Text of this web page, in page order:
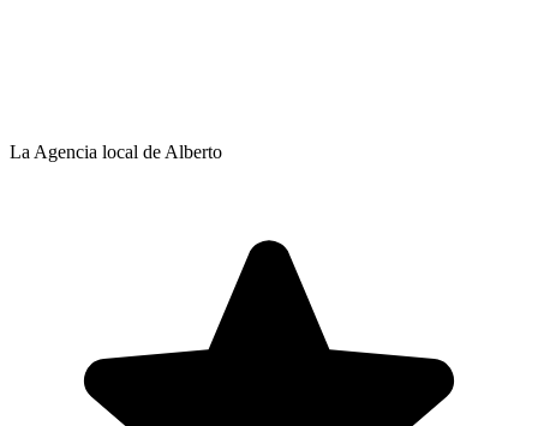
La Agencia local de Alberto